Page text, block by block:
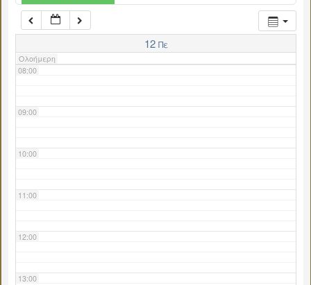
12 Πε
Ολοήμερη
07:00
08:00
09:00
10:00
11:00
12:00
13:00